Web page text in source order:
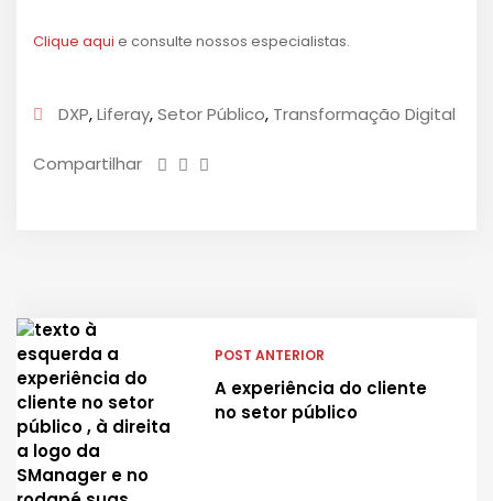
Clique aqui e consulte nossos especialistas.
DXP,Liferay,Setor Público, Transformação Digital
Compartilhar
POST ANTERIOR
A experiência do cliente
no setor público